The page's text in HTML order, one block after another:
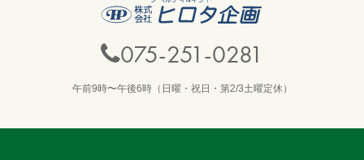
075-251-0281
午前9時〜午後6時（日曜・祝日・第2/3土曜定休）